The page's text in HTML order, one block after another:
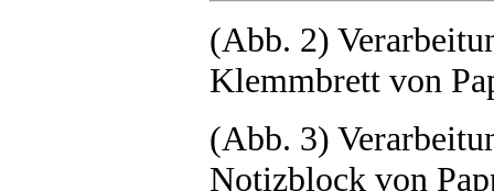
(Abb. 2)
Klemmbrett von
(Abb. 3)
Notizblock von